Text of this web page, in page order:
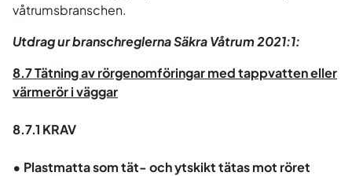
våtrumsbranschen.
Utdrag ur branschreglerna Säkra Våtrum 2021:1:
8.7 Tätning av rörgenomföringar med tappvatten eller
värmerör i väggar
8.7.1 KRAV
• Plastmatta som tät- och ytskikt tätas mot röret